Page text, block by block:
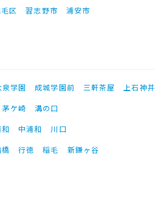
区 習志野市 浦安市
泉学園 成城学園前 三軒茶屋 上石神井
茅ケ崎
溝の口
中浦和
川口
行徳 稲毛 新鎌ヶ谷